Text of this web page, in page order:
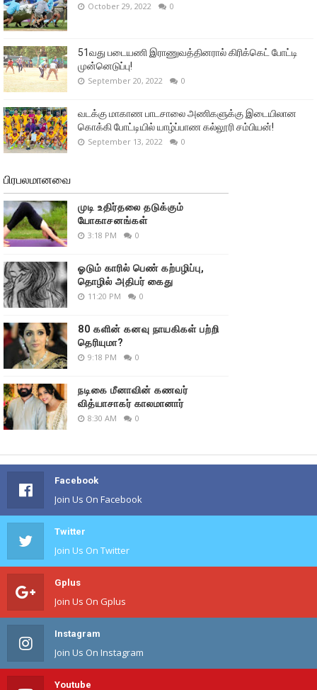
October 29, 2022 0
51வது படையணி இராணுவத்தினரால் கிரிக்கெட் போட்டி
முன்னெடுப்பு!
September 20, 2022 0
வடக்கு மாகாண பாடசாலை அணிகளுக்கு இடையிலான
கொக்கி போட்டியில் யாழ்ப்பாண கல்லூரி சம்பியன்!
September 13, 2022 0
பிரபலமானவை
முடி உதிர்தலை தடுக்கும்
யோகாசனங்கள்
3:18 PM 0
ஓடும் காரில் பெண் கற்பழிப்பு,
தொழில் அதிபர் கைது
11:20 PM 0
80 களின் கனவு நாயகிகள் பற்றி
தெரியுமா?
9:18 PM 0
நடிகை மீனாவின் கணவர்
வித்யாசாகர் காலமானார்
8:30 AM 0
Facebook
Join Us On Facebook
Twitter
Join Us On Twitter
Gplus
Join Us On Gplus
Instagram
Join Us On Instagram
Youtube